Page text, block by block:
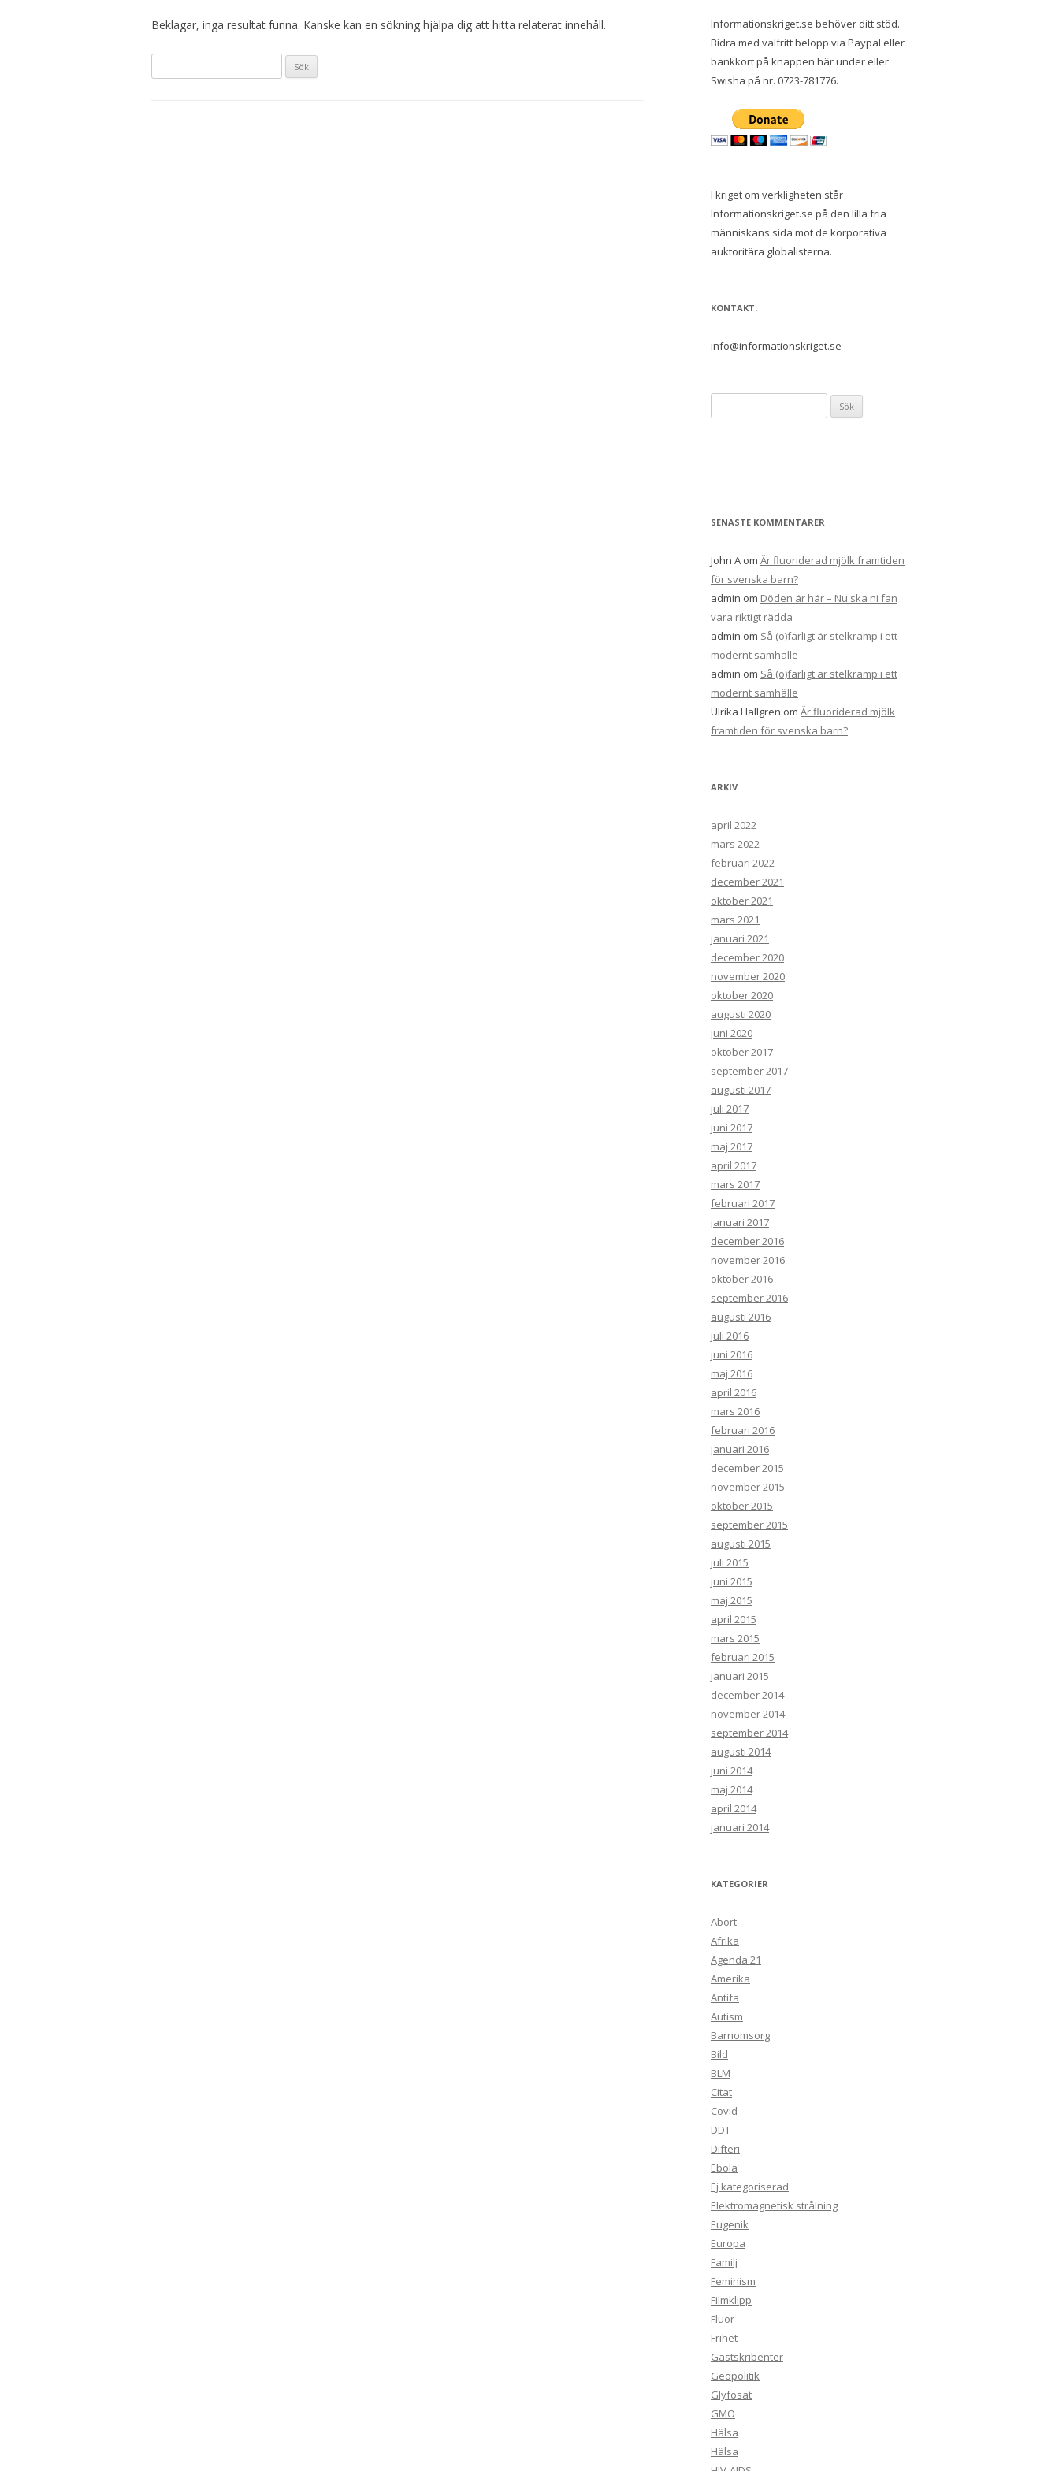
Beklagar, inga resultat funna. Kanske kan en sökning hjälpa dig att hitta relaterat innehåll.
efter:
Informationskriget.se behöver ditt stöd.
Bidra med valfritt belopp via Paypal eller
bankkort på knappen här under eller
Swisha på nr. 0723-781776.
I kriget om verkligheten står
Informationskriget.se på den lilla fria
människans sida mot de korporativa
auktoritära globalisterna.
KONTAKT:
info@informationskriget.se
efter:
SENASTE KOMMENTARER
John A om Är fluoriderad mjölk framtiden
för svenska barn?
admin om Döden är här – Nu ska ni fan
vara riktigt rädda
admin om Så (o)farligt är stelkramp i ett
modernt samhälle
admin om Så (o)farligt är stelkramp i ett
modernt samhälle
Ulrika Hallgren om Är fluoriderad mjölk
framtiden för svenska barn?
ARKIV
april 2022
mars 2022
februari 2022
december 2021
oktober 2021
mars 2021
januari 2021
december 2020
november 2020
oktober 2020
augusti 2020
juni 2020
oktober 2017
september 2017
augusti 2017
juli 2017
juni 2017
maj 2017
april 2017
mars 2017
februari 2017
januari 2017
december 2016
november 2016
oktober 2016
september 2016
augusti 2016
juli 2016
juni 2016
maj 2016
april 2016
mars 2016
februari 2016
januari 2016
december 2015
november 2015
oktober 2015
september 2015
augusti 2015
juli 2015
juni 2015
maj 2015
april 2015
mars 2015
februari 2015
januari 2015
december 2014
november 2014
september 2014
augusti 2014
juni 2014
maj 2014
april 2014
januari 2014
KATEGORIER
Abort
Afrika
Agenda 21
Amerika
Antifa
Autism
Barnomsorg
Bild
BLM
Citat
Covid
DDT
Difteri
Ebola
Ej kategoriserad
Elektromagnetisk strålning
Eugenik
Europa
Familj
Feminism
Filmklipp
Fluor
Frihet
Gästskribenter
Geopolitik
Glyfosat
GMO
Hälsa
Hälsa